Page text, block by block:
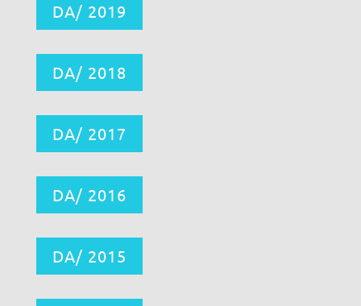
DA/ 2019
DA/ 2018
DA/ 2017
DA/ 2016
DA/ 2015